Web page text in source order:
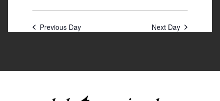
Previous Day Next Day